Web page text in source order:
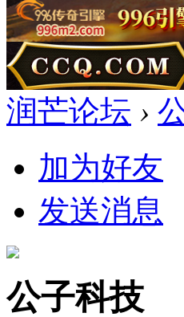
润芒论坛 ›
加为好友
发送消息
公子科技